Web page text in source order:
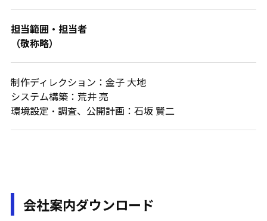
担当範囲・担当者
（敬称略）
制作ディレクション：金子 大地
システム構築：荒井 亮
環境設定・調査、公開計画：石坂 賢二
会社案内ダウンロード